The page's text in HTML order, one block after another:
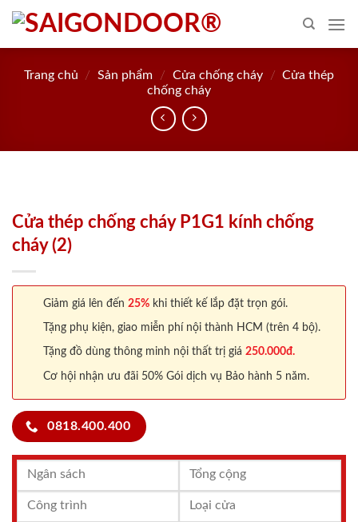
Skip
content
Trang chủ / Sản phẩm / Cửa chống cháy / Cửa thép
chống cháy
Cửa thép chống cháy P1G1 kính chống
cháy (2)
Giảm giá lên đến 25% khi thiết kế lắp đặt trọn gói.
Tặng phụ kiện, giao miễn phí nội thành HCM (trên 4 bộ).
Tặng đồ dùng thông minh nội thất trị giá 250.000đ.
Cơ hội nhận ưu đãi 50% Gói dịch vụ Bảo hành 5 năm.
0818.400.400